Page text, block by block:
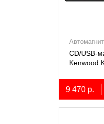
CD/USB-
Kenwood
9 470 р.